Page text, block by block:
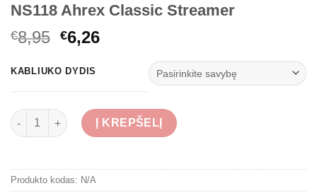
NS118 Ahrex Classic Streamer
€8,95 Original
was:
€6,26Current
KABLIUKO DYDIS
produkto kiekis: NS118 Ahrex Classic Streamer
Į KREPŠELĮ
Produkto kodas: N/A